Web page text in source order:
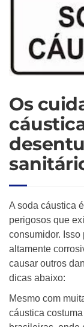
Os
A soda cáustica
perigosos que
consumidor. Isso
altamente
causar outros
dicas abaixo:
Mesmo com
cáustica